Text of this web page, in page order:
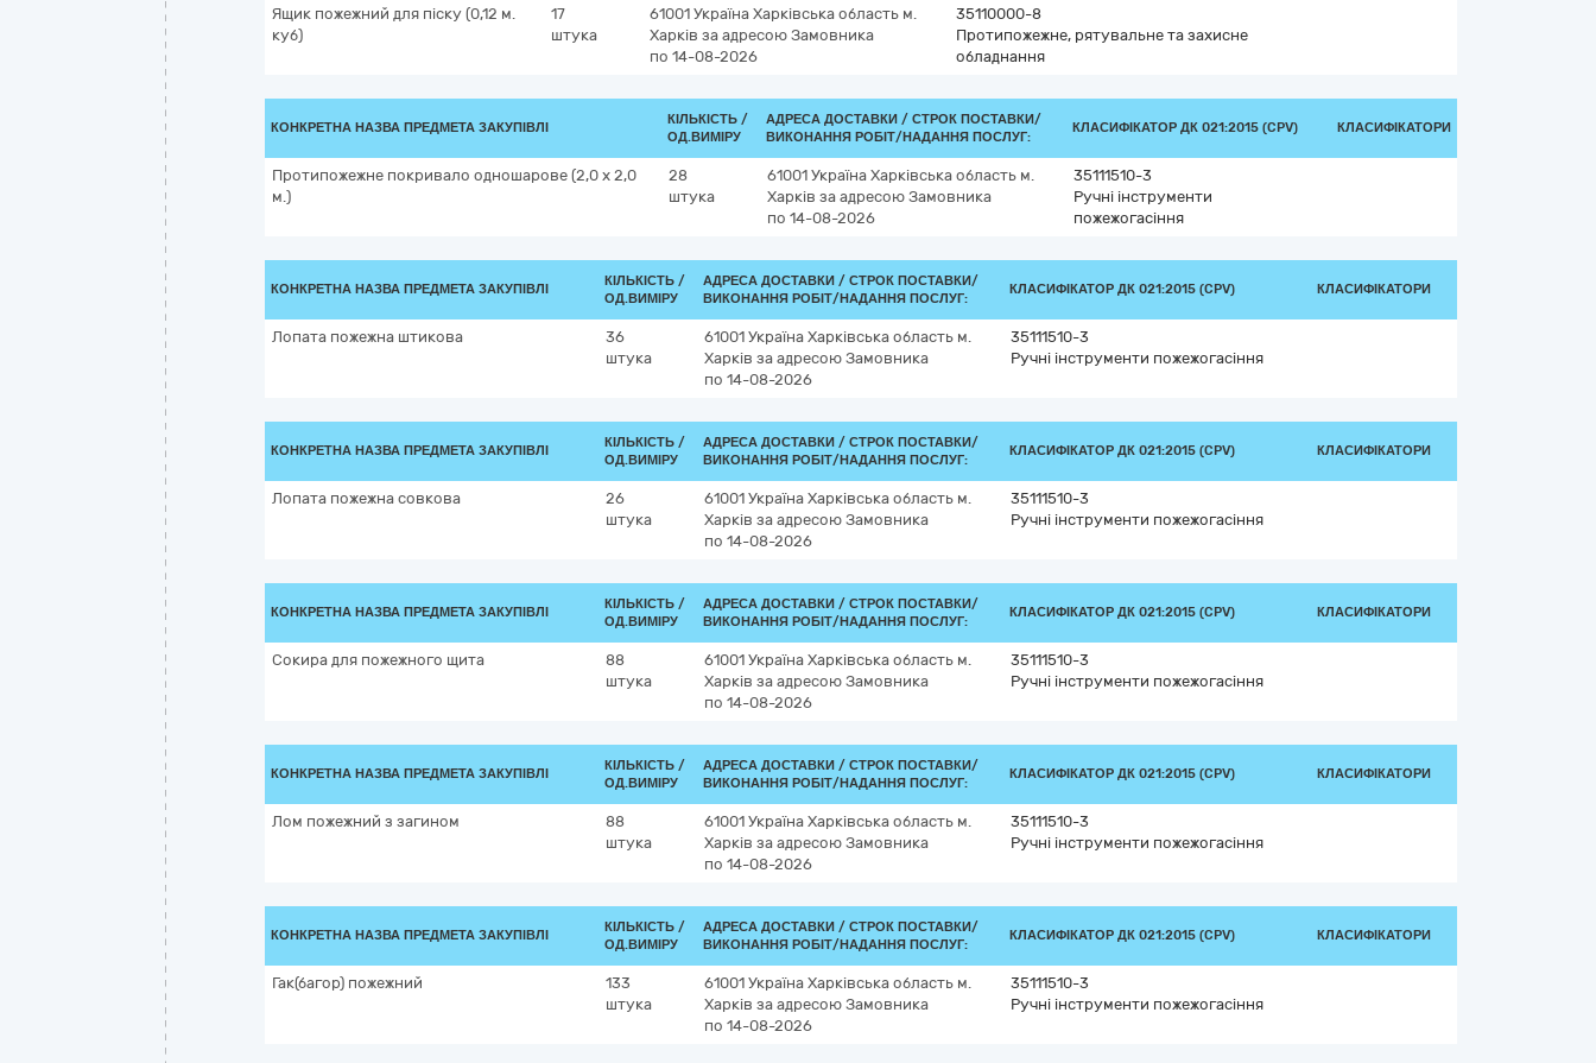
Ящик пожежний для піску (0,12 м.
куб)
17
штука
61001 Україна Харківська область м.
Харків за адресою Замовника
по 14-08-2026
35110000-8
Протипожежне, рятувальне та захисне
обладнання
КОНКРЕТНА НАЗВА ПРЕДМЕТА ЗАКУПІВЛІ
КІЛЬКІСТЬ /
ОД.ВИМІРУ
АДРЕСА ДОСТАВКИ / СТРОК ПОСТАВКИ/
ВИКОНАННЯ РОБІТ/НАДАННЯ ПОСЛУГ:
КЛАСИФІКАТОР ДК 021:2015 (CPV) КЛАСИФІКАТОРИ
Протипожежне покривало одношарове (2,0 х 2,0
м.)
28
штука
61001 Україна Харківська область м.
Харків за адресою Замовника
по 14-08-2026
35111510-3
Ручні інструменти
пожежогасіння
КОНКРЕТНА НАЗВА ПРЕДМЕТА ЗАКУПІВЛІ
КІЛЬКІСТЬ /
ОД.ВИМІРУ
АДРЕСА ДОСТАВКИ / СТРОК ПОСТАВКИ/
ВИКОНАННЯ РОБІТ/НАДАННЯ ПОСЛУГ:
КЛАСИФІКАТОР ДК 021:2015 (CPV) КЛАСИФІКАТОРИ
Лопата пожежна штикова
36
штука
61001 Україна Харківська область м.
Харків за адресою Замовника
по 14-08-2026
35111510-3
Ручні інструменти пожежогасіння
КОНКРЕТНА НАЗВА ПРЕДМЕТА ЗАКУПІВЛІ
КІЛЬКІСТЬ /
ОД.ВИМІРУ
АДРЕСА ДОСТАВКИ / СТРОК ПОСТАВКИ/
ВИКОНАННЯ РОБІТ/НАДАННЯ ПОСЛУГ:
КЛАСИФІКАТОР ДК 021:2015 (CPV) КЛАСИФІКАТОРИ
Лопата пожежна совкова
26
штука
61001 Україна Харківська область м.
Харків за адресою Замовника
по 14-08-2026
35111510-3
Ручні інструменти пожежогасіння
КОНКРЕТНА НАЗВА ПРЕДМЕТА ЗАКУПІВЛІ
КІЛЬКІСТЬ /
ОД.ВИМІРУ
АДРЕСА ДОСТАВКИ / СТРОК ПОСТАВКИ/
ВИКОНАННЯ РОБІТ/НАДАННЯ ПОСЛУГ:
КЛАСИФІКАТОР ДК 021:2015 (CPV) КЛАСИФІКАТОРИ
Сокира для пожежного щита
88
штука
61001 Україна Харківська область м.
Харків за адресою Замовника
по 14-08-2026
35111510-3
Ручні інструменти пожежогасіння
КОНКРЕТНА НАЗВА ПРЕДМЕТА ЗАКУПІВЛІ
КІЛЬКІСТЬ /
ОД.ВИМІРУ
АДРЕСА ДОСТАВКИ / СТРОК ПОСТАВКИ/
ВИКОНАННЯ РОБІТ/НАДАННЯ ПОСЛУГ:
КЛАСИФІКАТОР ДК 021:2015 (CPV) КЛАСИФІКАТОРИ
Лом пожежний з загином
88
штука
61001 Україна Харківська область м.
Харків за адресою Замовника
по 14-08-2026
35111510-3
Ручні інструменти пожежогасіння
КОНКРЕТНА НАЗВА ПРЕДМЕТА ЗАКУПІВЛІ
КІЛЬКІСТЬ /
ОД.ВИМІРУ
АДРЕСА ДОСТАВКИ / СТРОК ПОСТАВКИ/
ВИКОНАННЯ РОБІТ/НАДАННЯ ПОСЛУГ:
КЛАСИФІКАТОР ДК 021:2015 (CPV) КЛАСИФІКАТОРИ
Гак(багор) пожежний
133
штука
61001 Україна Харківська область м.
Харків за адресою Замовника
по 14-08-2026
35111510-3
Ручні інструменти пожежогасіння